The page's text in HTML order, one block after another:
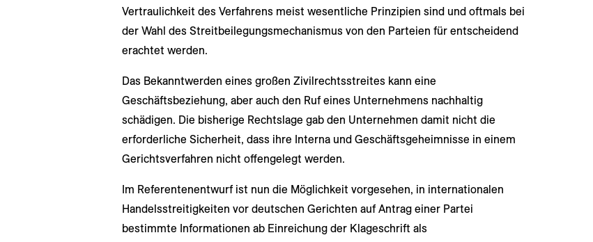
Vertraulichkeit des Verfahrens meist wesentliche Prinzipien sind und oftmals bei
der Wahl des Streitbeilegungsmechanismus von den Parteien für entscheidend
erachtet werden.
Das Bekanntwerden eines großen Zivilrechtsstreites kann eine
Geschäftsbeziehung, aber auch den Ruf eines Unternehmens nachhaltig
schädigen. Die bisherige Rechtslage gab den Unternehmen damit nicht die
erforderliche Sicherheit, dass ihre Interna und Geschäftsgeheimnisse in einem
Gerichtsverfahren nicht offengelegt werden.
Im Referentenentwurf ist nun die Möglichkeit vorgesehen, in internationalen
Handelsstreitigkeiten vor deutschen Gerichten auf Antrag einer Partei
bestimmte Informationen ab Einreichung der Klageschrift als